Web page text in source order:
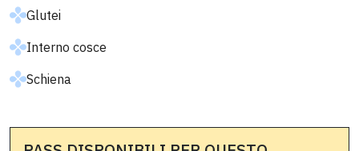
Glutei
Interno cosce
Schiena